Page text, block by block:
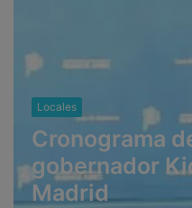
Locales
Cronograma
gobernador
Madrid